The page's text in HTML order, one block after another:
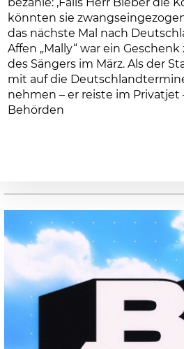
bezahle: ‚Falls Herr Bieber die
könnten sie
das nächste Mal nach
Affen „Mally“ war ein
des Sängers im März. Als der
mit auf die
nehmen – er reiste im Privatjet
Behörden